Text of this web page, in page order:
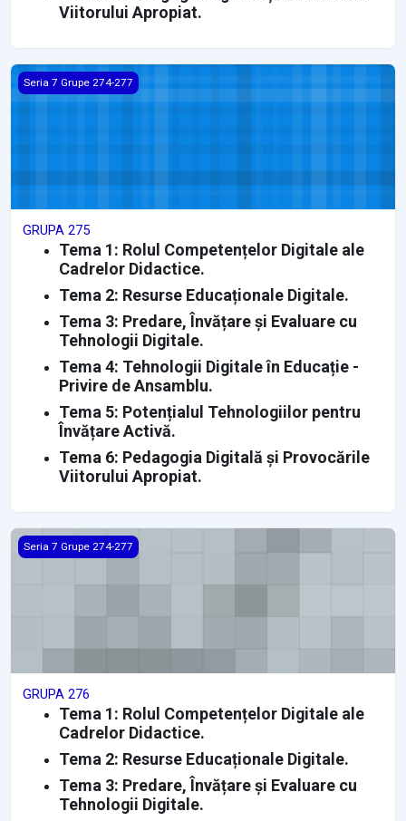
Viitorului Apropiat.
GRUPA 275
Seria 7 Grupe 274-277
GRUPA 275
Tema 1: Rolul Competențelor Digitale ale
Cadrelor Didactice.
Tema 2: Resurse Educaționale Digitale.
Tema 3: Predare, Învățare și Evaluare cu
Tehnologii Digitale.
Tema 4: Tehnologii Digitale în Educație -
Privire de Ansamblu.
Tema 5: Potențialul Tehnologiilor pentru
Învățare Activă.
Tema 6: Pedagogia Digitală și Provocările
Viitorului Apropiat.
GRUPA 276
Seria 7 Grupe 274-277
GRUPA 276
Tema 1: Rolul Competențelor Digitale ale
Cadrelor Didactice.
Tema 2: Resurse Educaționale Digitale.
Tema 3: Predare, Învățare și Evaluare cu
Tehnologii Digitale.